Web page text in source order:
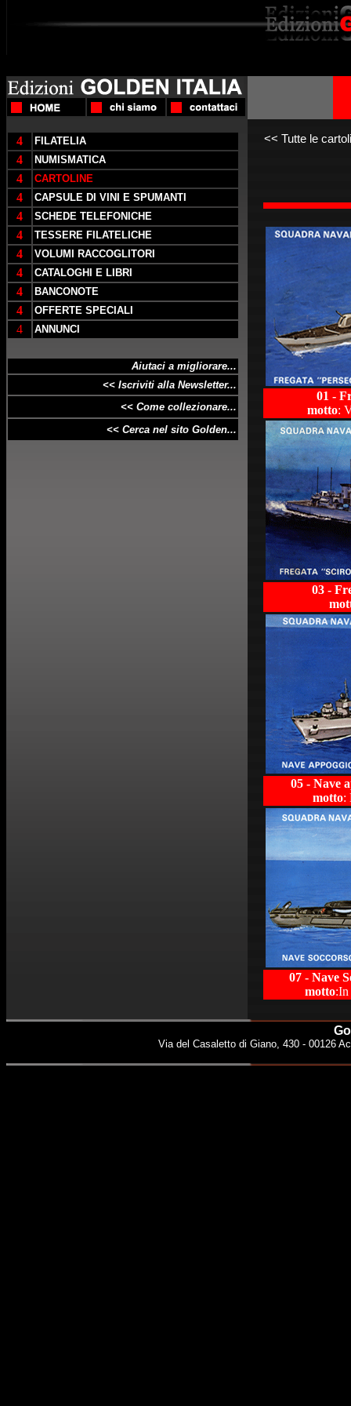
4 FILATELIA
4 NUMISMATICA
4 CARTOLINE
4 CAPSULE DI VINI E SPUMANTI
4 SCHEDE TELEFONICHE
4 TESSERE FILATELICHE
4 VOLUMI RACCOGLITORI
4 CATALOGHI E LIBRI
4 BANCONOTE
4 OFFERTE SPECIALI
4 ANNUNCI
Aiutaci a migliorare...
<< Iscriviti alla Newsletter...
<< Come collezionare...
<< Cerca nel sito Golden...
<< Tutte le
01 -
motto:
03 -
05 - Nave
motto:
07 - Nave
motto:In
Via del Casaletto di Giano, 430 - 00126